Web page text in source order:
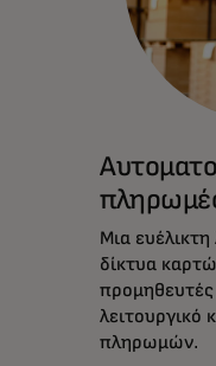
Μια
δίκτυα
λειτουργικό
πληρωμών.